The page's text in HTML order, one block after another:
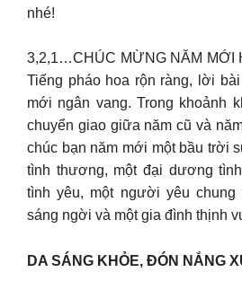
nhé!
3️,2,1…CHÚC MỪNG NĂM MỚI
Tiếng pháo hoa rộn ràng, lời
mới ngân vang. Trong khoảnh
chuyển giao giữa năm cũ và
chúc bạn năm mới một bầu trời
tình thương, một đại dương
tình yêu, một người yêu chung
sáng ngời và một gia đình thịnh
DA SÁNG KHỎE, ĐÓN NẮNG